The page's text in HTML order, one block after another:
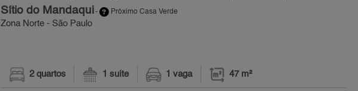
Sítio do Mandaqui- Próximo Casa Verde
Zona Norte - São Paulo
2 quartos 1 suíte 1 vaga 47 m²